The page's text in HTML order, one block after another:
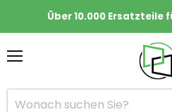
Über 10.000 Ersatzteile